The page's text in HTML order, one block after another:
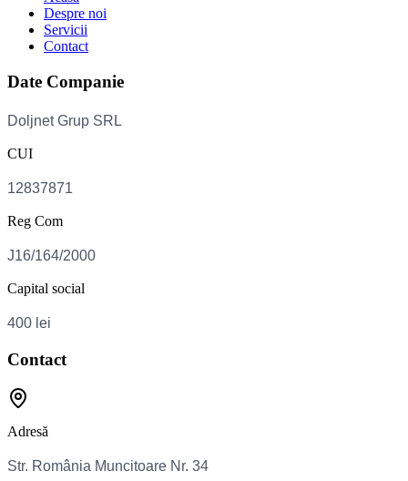
Despre noi
Servicii
Contact
Date Companie
CUI
Reg Com
Capital social
Contact
Adresă